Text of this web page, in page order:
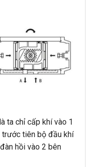
ta chỉ cấp khí vào 1
trước tiên bộ đầu khí
hồi vào 2 bên